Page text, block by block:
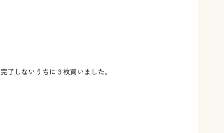
しないうちに３枚買いました。